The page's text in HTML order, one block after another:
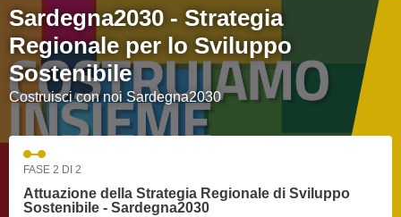
Sardegna2030 - Strategia
Regionale per lo Sviluppo
Sostenibile
Costruisci con noi Sardegna2030
FASE 2 DI 2
Attuazione della Strategia Regionale di Sviluppo
Sostenibile - Sardegna2030